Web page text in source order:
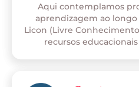
Aqui contemplamos
aprendizagem ao
Licon (Livre
recursos